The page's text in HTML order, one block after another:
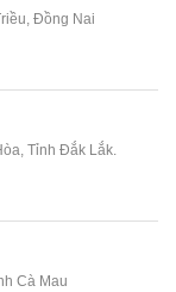
Đồng Nai
Tỉnh Đắk Lắk.
Cà Mau